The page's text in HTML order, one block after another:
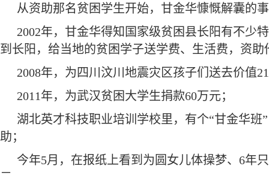
从资助那名贫困学生开始，甘金华慷慨解囊的
2002年，甘金华得知国家级贫困县长阳有不少
到长阳，给当地的贫困学子送学费、生活费，资
2008年，为四川汶川地震灾区孩子们送去价值
2011年，为武汉贫困大学生捐款60万元；
湖北英才科技职业培训学校里，有个“甘金华
助；
今年5月，在报纸上看到为圆女儿体操梦、6年